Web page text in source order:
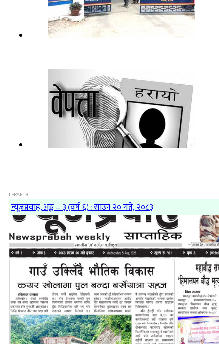
E-PAPER
न्यूजप्रवाह, अङ्क – ३ (वर्ष ६) : साउन २० गते, २०८३